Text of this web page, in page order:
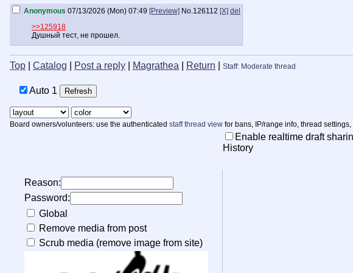
Anonymous 07/13/2026 (Mon) 07:49 [Preview] No.126112 [X] del
>>125918
Душный тест, не прошел.
Top Catalog Post a reply Magrathea Return Staff: Moderate thread
Auto 1
Board owners/volunteers: use the authenticated staff thread view for bans, IP/range info, thread
Reason:
Password:
Global
Remove media from post
Scrub media (remove image from site)
Enable realtime draft
History